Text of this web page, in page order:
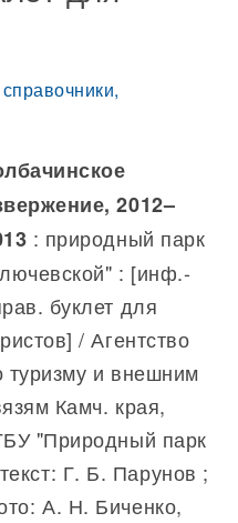
2012–
: природный парк
: [инф.-
буклет для
/ Агентство
туризму и внешним
Камч. края,
"Природный парк
Г. Б. Парунов ;
А. Н. Биченко,